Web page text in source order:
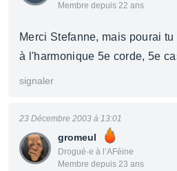
Membre depuis 22 ans
Merci Stefanne, mais pourai
à l'harmonique 5e corde, 5e
signaler
gromeul
Drogué·e à l’AFéine
Membre depuis 23 ans
23 Décembre 2003 à 13:01